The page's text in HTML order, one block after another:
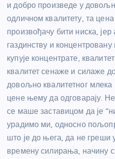
и добро произведе у
одличном квалитету, та
произвођачу бити ниска,
газдинству и
купује концентрате,
квалитет сенаже и силаже
довољно квалитетног млека
цене њему да одговарају.
се маше заставицом да је
урадимо ми, односно
што је до њега, да не греши
времену силирања, начину